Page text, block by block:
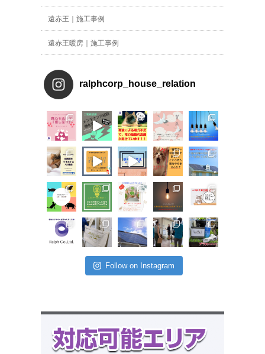
遠赤王｜施工事例
遠赤王暖房｜施工事例
ralphcorp_house_relation
Follow on Instagram